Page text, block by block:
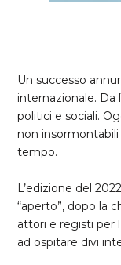
Un successo
internazionale. Da
politici e sociali.
non
tempo.
L’edizione del
“aperto”, dopo la
attori e registi per
ad ospitare divi